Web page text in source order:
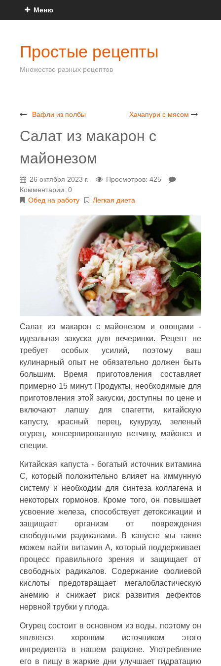
Меню
Простые рецепты
Множество разных рецептов
Вафли из полбы Хачапури с мясом
Салат из макарон с
майонезом
26 октября 2023 г.
Просмотров: 425
Комментарии: 0
Обед на работу
Легкая диета
Салат из макарон с майонезом и овощами -
идеальная закуска для вечеринки. Рецепт не
требует особых усилий, поэтому ваш
кулинарный опыт не обязательно должен быть
большим. Время приготовления составляет
примерно 15 минут. Продукты, необходимые для
приготовления этой закуски, доступны по цене и
включают лапшу для спагетти, китайскую
капусту, красный перец, кукурузу, зеленый
огурец, консервированную ветчину, майонез и
специи.
Китайская капуста - богатый источник витамина
С, который положительно влияет на иммунную
систему и необходим для синтеза коллагена и
некоторых гормонов. Кроме того, он повышает
усвоение железа, способствует детоксикации и
защищает организм от повреждения
свободными радикалами. В капусте мы также
можем найти витамин А, который поддерживает
процесс правильного зрения и защищает от
свободных радикалов. Содержание фолиевой
кислоты предотвращает мегалобластическую
анемию и снижает риск развития дефектов
нервной трубки у плода.
Огурец состоит в основном из воды, поэтому он
является хорошим источником этого
ингредиента в нашем рационе. Употребление
его в пищу в жаркие дни улучшает гидратацию